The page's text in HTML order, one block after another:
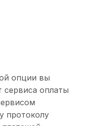
опции вы
сервиса оплаты
протоколу